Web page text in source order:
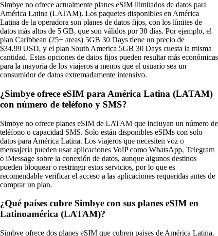
Simbye no ofrece actualmente planes eSIM ilimitados de datos para
América Latina (LATAM). Los paquetes disponibles en América
Latina de la operadora son planes de datos fijos, con los límites de
datos más altos de 5 GB, que son válidos por 30 días. Por ejemplo, el
plan Caribbean (25+ areas) 5GB 30 Days tiene un precio de
$34.99 USD, y el plan South America 5GB 30 Days cuesta la misma
cantidad. Estas opciones de datos fijos pueden resultar más económicas
para la mayoría de los viajeros a menos que el usuario sea un
consumidor de datos extremadamente intensivo.
¿Simbye ofrece eSIM para América Latina (LATAM)
con número de teléfono y SMS?
Simbye no ofrece planes eSIM de LATAM que incluyan un número de
teléfono o capacidad SMS. Solo están disponibles eSIMs con solo
datos para América Latina. Los viajeros que necesiten voz o
mensajería pueden usar aplicaciones VoIP como WhatsApp, Telegram
o iMessage sobre la conexión de datos, aunque algunos destinos
pueden bloquear o restringir estos servicios, por lo que es
recomendable verificar el acceso a las aplicaciones requeridas antes de
comprar un plan.
¿Qué países cubre Simbye con sus planes eSIM en
Latinoamérica (LATAM)?
Simbye ofrece dos planes eSIM que cubren países de América Latina.